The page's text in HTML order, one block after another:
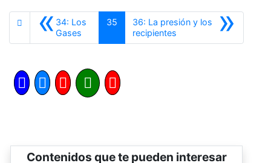
«34: Los
Gases
35 »
36: La presión y los
recipientesSiguiente
Contenidos que te pueden interesar